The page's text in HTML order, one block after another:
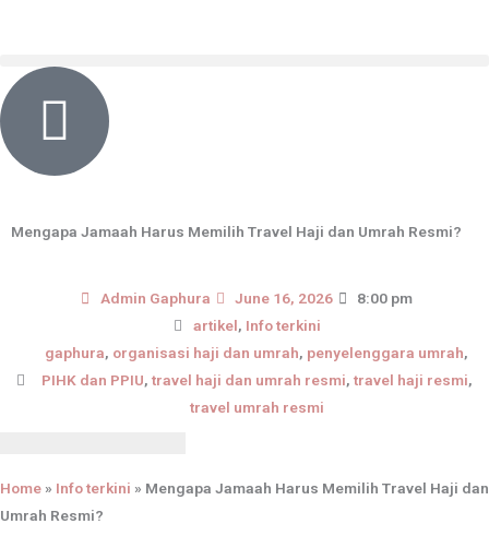
content
Mengapa Jamaah Harus Memilih Travel Haji dan Umrah Resmi?
Admin Gaphura June 16, 2026
8:00 pm
artikel, Info terkini
gaphura, organisasi haji dan umrah, penyelenggara umrah,
PIHK dan PPIU, travel haji dan umrah resmi, travel haji resmi,
travel umrah resmi
Home » Info terkini » Mengapa Jamaah Harus Memilih Travel Haji dan
Umrah Resmi?